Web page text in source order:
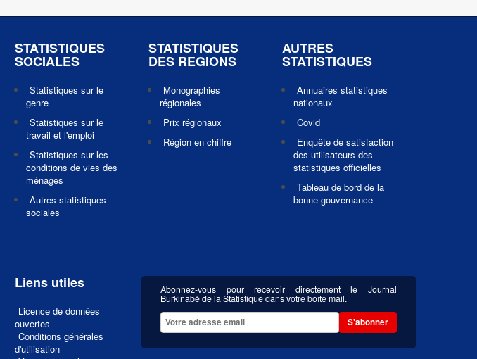
STATISTIQUES
SOCIALES
Statistiques sur le
genre
Statistiques sur le
travail et l'emploi
Statistiques sur les
conditions de vies des
ménages
Autres statistiques
sociales
STATISTIQUES
DES REGIONS
Monographies
régionales
Prix régionaux
Région en chiffre
AUTRES
STATISTIQUES
Annuaires statistiques
nationaux
Covid
Enquête de satisfaction
des utilisateurs des
statistiques officielles
Tableau de bord de la
bonne gouvernance
Liens utiles
Licence de données
ouvertes
Conditions générales
d'utilisation
Abonnez-vous pour recevoir directement le Journal
Burkinabè de la Statistique dans votre boîte mail.
S'abonner